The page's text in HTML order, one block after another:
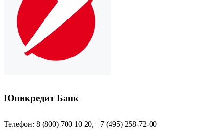
Юникредит Банк
Телефон: 8 (800) 700 10 20, +7 (495) 258-72-00